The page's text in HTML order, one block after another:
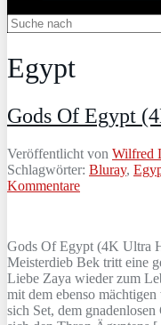
Egypt
Gods Of Egypt
Veröffentlicht von Wilfred
Schlagwörter: Bluray,
Kommentare
Gods Of Egypt (4K Ultra
Meisterdieb Bek tritt eine
Liebe Zaya wieder zum
mit dem ebenso
sich Set, dem